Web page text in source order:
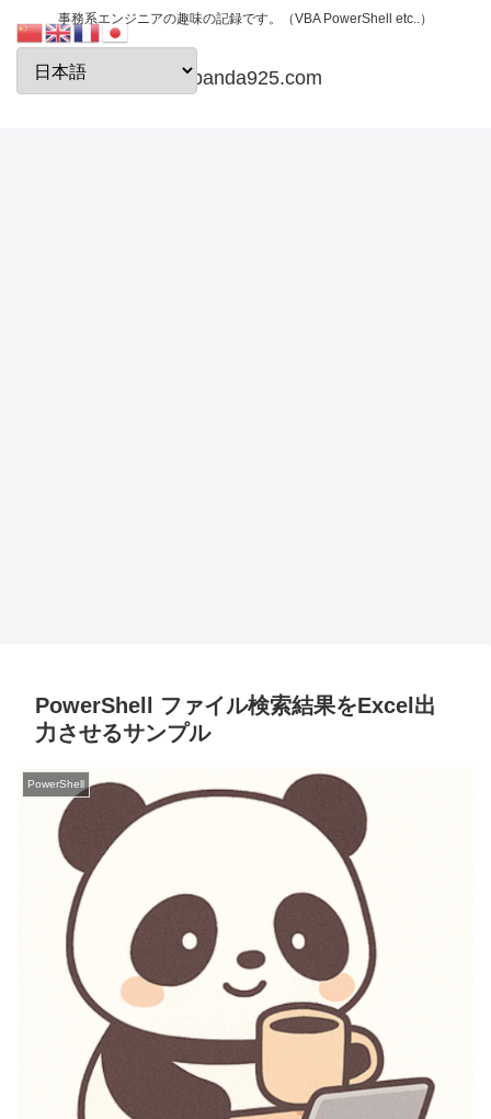
事務系エンジニアの趣味の記録です。（VBA PowerShell etc..）
papanda925.com
PowerShell ファイル検索結果をExcel出
力させるサンプル
PowerShell